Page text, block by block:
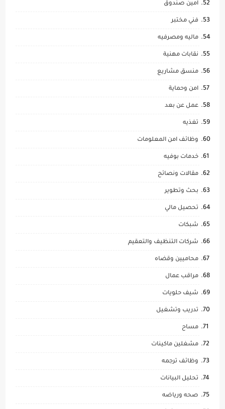
امين صندوق
فني مختبر
ماليه ومصرفيه
نقابات مهنية
منسق مشاريع
امن وحماية
عمل عن بعد
تغذيه
وظائف امن المعلومات
خدمات بوفيه
مقالات ونصائح
بحث وتطوير
تحصيل مالي
شبكات
شركات التنظيف والتعقيم
محاميين وقضاه
مراقب عمال
شيف حلويات
تدريب وتشغيل
مساح
مشغلين ماكينات
وظائف ترجمه
تحليل البيانات
صحه ورياضه